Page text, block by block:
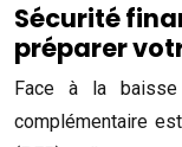
Sécurité
préparer
Face à la baisse
complémentaire